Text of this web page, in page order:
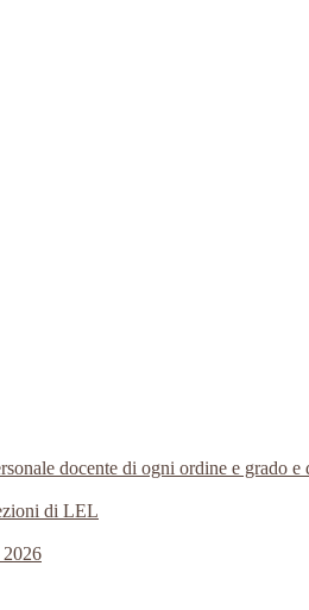
docente di ogni ordine e grado
di LEL